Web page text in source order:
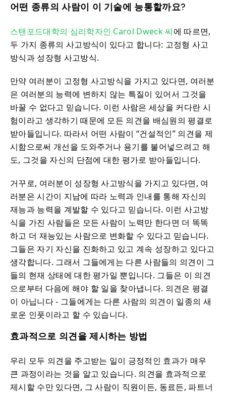
어떤 종류의 사람이 이 기술에 능통할까요?
스탠포드대학의 심리학자인 Carol Dweck 씨에 따르면,
두 가지 종류의 사고방식이 있다고 합니다: 고정형 사고
방식과 성장형 사고방식.
만약 여러분이 고정형 사고방식을 가지고 있다면, 여러분
은 여러분의 능력에 변하지 않는 특질이 있어서 그것을
바꿀 수 없다고 믿습니다. 이런 사람은 세상을 커다란 시
험이라고 생각하기 때문에 모든 의견을 배심원의 평결로
받아들입니다. 따라서 어떤 사람이 “건설적인” 의견을 제
시함으로써 개선을 도와주거나 용기를 불어넣으려고 해
도, 그것을 자신의 단점에 대한 평가로 받아들입니다.
거꾸로, 여러분이 성장형 사고방식을 가지고 있다면, 여
러분은 시간이 지남에 따라 노력과 인내를 통해 자신의
재능과 능력을 계발할 수 있다고 믿습니다. 이런 사고방
식을 가진 사람들은 모든 사람이 노력만 한다면 더 똑똑
하고 더 재능있는 사람으로 변화할 수 있다고 믿습니다.
그들은 자기 자신을 진화하고 있고 계속 성장하고 있다고
생각합니다. 그래서 그들에게는 다른 사람들의 의견이 그
들의 현재 상태에 대한 평가일 뿐입니다. 그들은 이 의견
으로부터 다음에 해야 할 일을 찾아냅니다. 의견은 평결
이 아닙니다 - 그들에게는 다른 사람의 의견이 일종의 새
로운 인풋이라고 할 수 있습니다.
효과적으로 의견을 제시하는 방법
우리 모두 의견을 주고받는 일이 긍정적인 효과가 매우
큰 과정이라는 것을 알고 있습니다. 의견을 효과적으로
제시할 수만 있다면, 그 사람이 직원이든, 동료든, 파트너